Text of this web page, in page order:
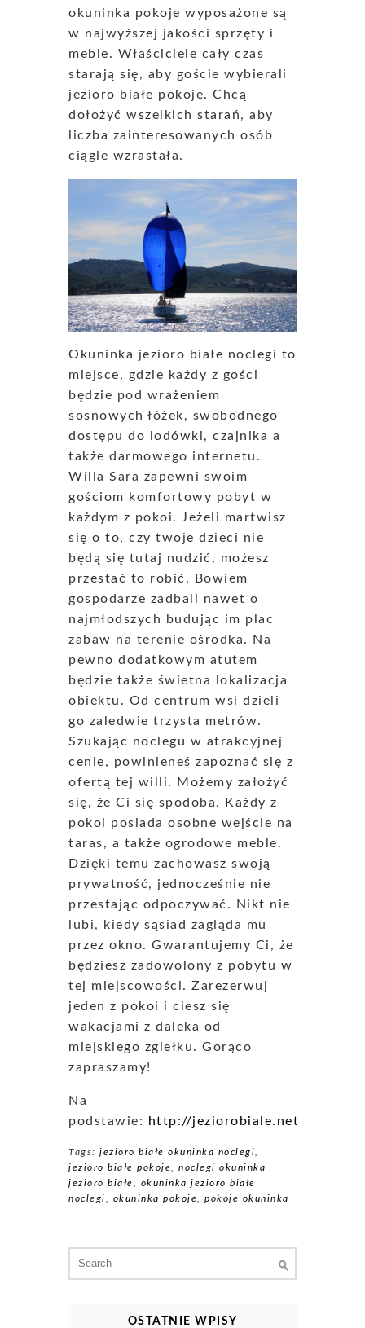
okuninka pokoje wyposażone są
w najwyższej jakości sprzęty i
meble. Właściciele cały czas
starają się, aby goście wybierali
jezioro białe pokoje. Chcą
dołożyć wszelkich starań, aby
liczba zainteresowanych osób
ciągle wzrastała.
Okuninka jezioro białe noclegi to
miejsce, gdzie każdy z gości
będzie pod wrażeniem
sosnowych łóżek, swobodnego
dostępu do lodówki, czajnika a
także darmowego internetu.
Willa Sara zapewni swoim
gościom komfortowy pobyt w
każdym z pokoi. Jeżeli martwisz
się o to, czy twoje dzieci nie
będą się tutaj nudzić, możesz
przestać to robić. Bowiem
gospodarze zadbali nawet o
najmłodszych budując im plac
zabaw na terenie ośrodka. Na
pewno dodatkowym atutem
będzie także świetna lokalizacja
obiektu. Od centrum wsi dzieli
go zaledwie trzysta metrów.
Szukając noclegu w atrakcyjnej
cenie, powinieneś zapoznać się z
ofertą tej willi. Możemy założyć
się, że Ci się spodoba. Każdy z
pokoi posiada osobne wejście na
taras, a także ogrodowe meble.
Dzięki temu zachowasz swoją
prywatność, jednocześnie nie
przestając odpoczywać. Nikt nie
lubi, kiedy sąsiad zagląda mu
przez okno. Gwarantujemy Ci, że
będziesz zadowolony z pobytu w
tej miejscowości. Zarezerwuj
jeden z pokoi i ciesz się
wakacjami z daleka od
miejskiego zgiełku. Gorąco
zapraszamy!
Na
podstawie:
http://jeziorobiale.net
Tags: jezioro białe okuninka noclegi
jezioro białe pokoje
noclegi okuninka
jezioro białe
okuninka jezioro białe
noclegi
okuninka pokoje pokoje okuninka
for:
OSTATNIE WPISY